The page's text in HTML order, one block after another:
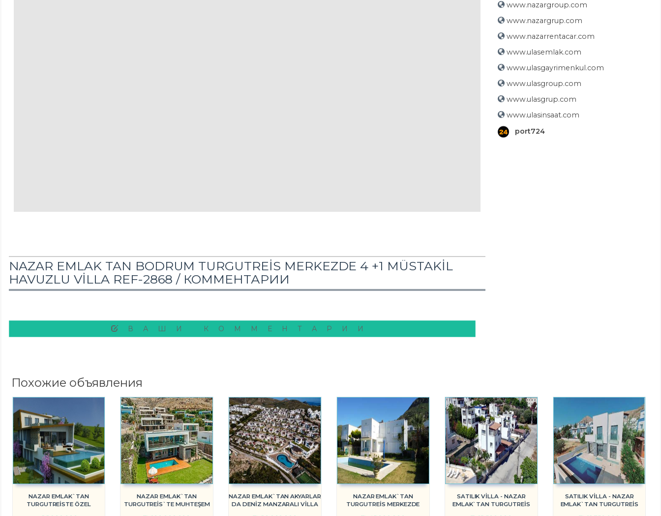
NAZAR EMLAK TAN BODRUM TURGUTREİS MERKEZDE 4 +1 MÜSTAKİL
HAVUZLU VİLLA REF-2868 / КОММЕНТАРИИ
ВАШИ КОММЕНТАРИИ
www.nazargroup.com
www.nazargrup.com
www.nazarrentacar.com
www.ulasemlak.com
www.ulasgayrimenkul.com
www.ulasgroup.com
www.ulasgrup.com
www.ulasinsaat.com
port724
Похожие объявления
NAZAR EMLAK`TAN
TURGUTREİSTE ÖZEL
NAZAR EMLAK`TAN
TURGUTREİS`TE MUHTEŞEM
NAZAR EMLAK`TAN AKYARLAR
DA DENİZ MANZARALI VİLLA
NAZAR EMLAK`TAN
TURGUTREİS MERKEZDE
SATILIK VİLLA - NAZAR
EMLAK`TAN TURGUTREİS
SATILIK VİLLA - NAZAR
EMLAK`TAN TURGUTREİS